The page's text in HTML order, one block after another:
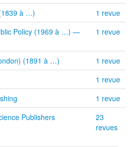
à …)
1 revue
Policy (1969 à …) —
1 revue
(1891 à …)
1 revue
1 revue
1 revue
Publishers
23
revues